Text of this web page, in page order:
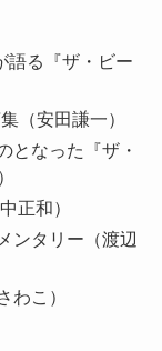
語る『ザ・ビー
（安田謙一）
となった『ザ・
正和）
ンタリー（渡辺
わこ）